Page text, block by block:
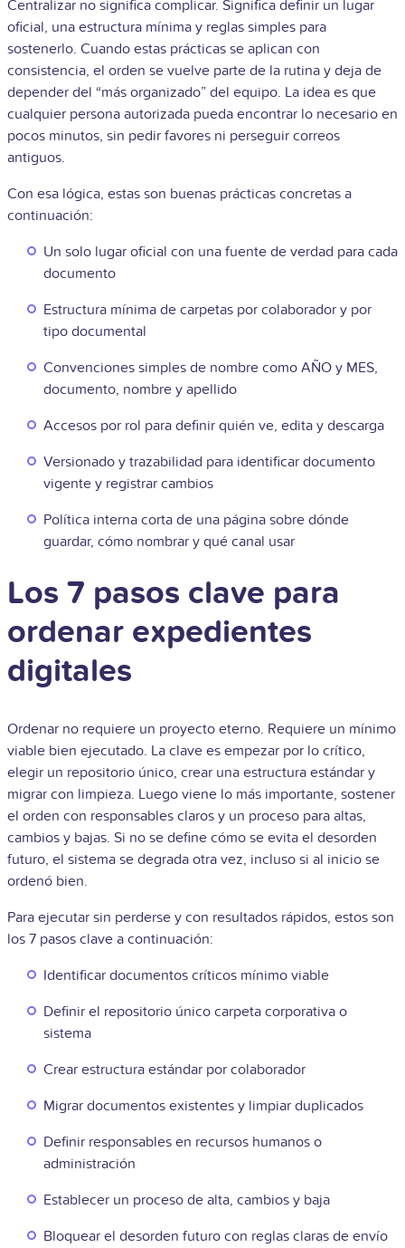
Centralizar no significa complicar. Significa definir un lugar
oficial, una estructura mínima y reglas simples para
sostenerlo. Cuando estas prácticas se aplican con
consistencia, el orden se vuelve parte de la rutina y deja de
depender del “más organizado” del equipo. La idea es que
cualquier persona autorizada pueda encontrar lo necesario en
pocos minutos, sin pedir favores ni perseguir correos
antiguos.
Con esa lógica, estas son buenas prácticas concretas a
continuación:
Un solo lugar oficial con una fuente de verdad para cada
documento
Estructura mínima de carpetas por colaborador y por
tipo documental
Convenciones simples de nombre como AÑO y MES,
documento, nombre y apellido
Accesos por rol para definir quién ve, edita y descarga
Versionado y trazabilidad para identificar documento
vigente y registrar cambios
Política interna corta de una página sobre dónde
guardar, cómo nombrar y qué canal usar
Los 7 pasos clave para
ordenar expedientes
digitales
Ordenar no requiere un proyecto eterno. Requiere un mínimo
viable bien ejecutado. La clave es empezar por lo crítico,
elegir un repositorio único, crear una estructura estándar y
migrar con limpieza. Luego viene lo más importante, sostener
el orden con responsables claros y un proceso para altas,
cambios y bajas. Si no se define cómo se evita el desorden
futuro, el sistema se degrada otra vez, incluso si al inicio se
ordenó bien.
Para ejecutar sin perderse y con resultados rápidos, estos son
los 7 pasos clave a continuación:
Identificar documentos críticos mínimo viable
Definir el repositorio único carpeta corporativa o
sistema
Crear estructura estándar por colaborador
Migrar documentos existentes y limpiar duplicados
Definir responsables en recursos humanos o
administración
Establecer un proceso de alta, cambios y baja
Bloquear el desorden futuro con reglas claras de envío